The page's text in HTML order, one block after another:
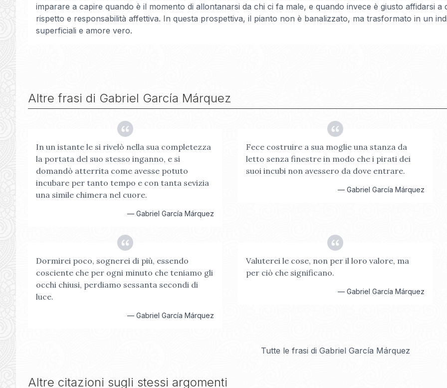
imparare a capire quando è il momento di allontanarsi da chi ci fa male, e quando invece è giusto affidarsi
rispetto e responsabilità affettiva. In questa prospettiva, il pianto non è banalizzato, ma trasformato in un
superficiali e amore vero.
Altre frasi di Gabriel García Márquez
In un istante le si rivelò nella sua completezza
la portata del suo stesso inganno, e si
domandò atterrita come avesse potuto
incubare per tanto tempo e con tanta sevizia
una simile chimera nel cuore.
—Gabriel García Márquez
Fece costruire a sua moglie una stanza da
letto senza finestre in modo che i pirati dei
suoi incubi non avessero da dove entrare.
— Gabriel García Márquez
Dormirei poco, sognerei di più, essendo
cosciente che per ogni minuto che teniamo gli
occhi chiusi, perdiamo sessanta secondi di
luce.
—Gabriel García Márquez
Valuterei le cose, non per il loro valore, ma
per ciò che significano.
— Gabriel García Márquez
Tutte le frasi di Gabriel García Márquez
Altre citazioni sugli stessi argomenti